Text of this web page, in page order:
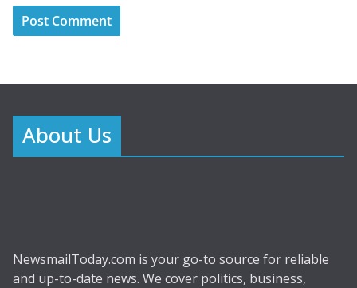
About Us
NewsmailToday.com is your go-to source for reliable
and up-to-date news. We cover politics, business,